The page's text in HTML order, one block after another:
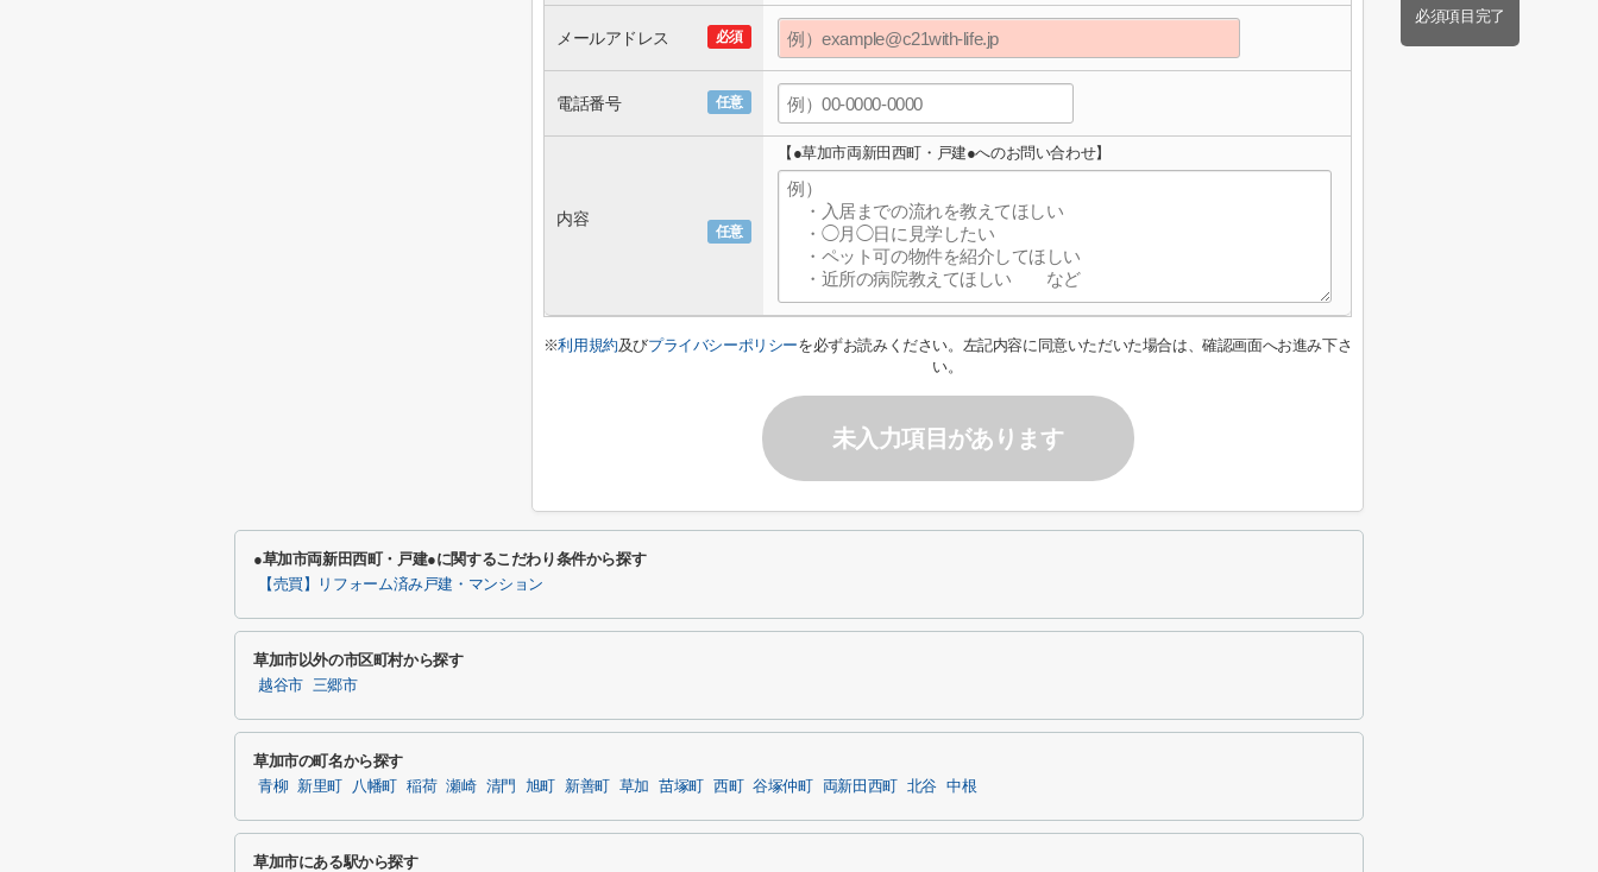
必須項目完了
必須
メールアドレス
任意
電話番号
任意
内容
【●草加市両新田西町・戸建●へのお問い合わせ】
※利用規約及びプライバシーポリシーを必ずお読みください。左記内容に同意いただいた場合は、確認画面へお進み下さ
い。
未入力項目があります
●草加市両新田西町・戸建●に関するこだわり条件から探す
【売買】リフォーム済み戸建・マンション
草加市以外の市区町村から探す
越谷市 三郷市
草加市の町名から探す
青柳 新里町 八幡町 稲荷 瀬崎 清門 旭町 新善町 草加 苗塚町 西町 谷塚仲町 両新田西町 北谷 中根
草加市にある駅から探す